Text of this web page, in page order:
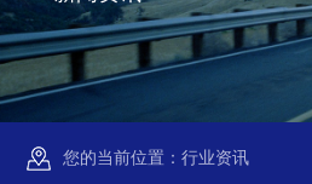
您的当前位置：行业资讯